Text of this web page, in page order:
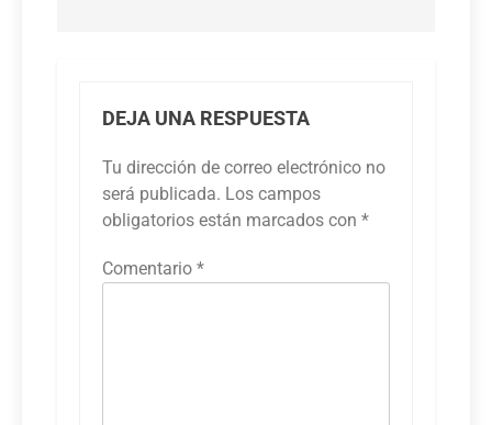
DEJA UNA RESPUESTA
Tu dirección de correo electrónico no
será publicada. Los campos
obligatorios están marcados con *
Comentario *